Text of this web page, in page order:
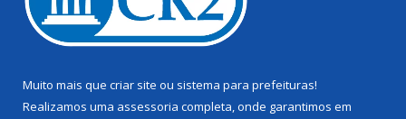
Muito mais que criar site ou sistema para prefeituras!
Realizamos uma assessoria completa, onde garantimos em